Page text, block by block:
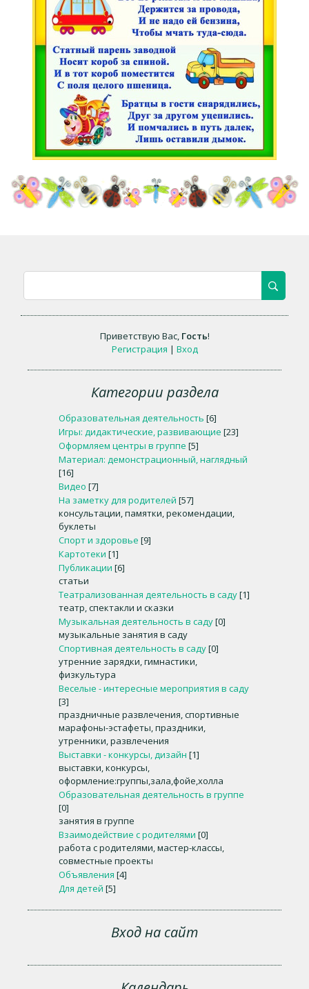
Приветствую Вас, Гость!
Регистрация | Вход
Категории раздела
Образовательная деятельность [6]
Игры: дидактические, развивающие [23]
Оформляем центры в группе [5]
Материал: демонстрационный, наглядный
[16]
Видео [7]
На заметку для родителей [57]
консультации, памятки, рекомендации,
буклеты
Спорт и здоровье [9]
Картотеки [1]
Публикации [6]
статьи
Театрализованная деятельность в саду[1]
театр, спектакли и сказки
Музыкальная деятельность в саду[0]
музыкальные занятия в саду
Спортивная деятельность в саду[0]
утренние зарядки, гимнастики,
физкультура
Веселые - интересные мероприятия в саду
[3]
праздничные развлечения, спортивные
марафоны-эстафеты, праздники,
утренники, развлечения
Выставки - конкурсы, дизайн [1]
выставки, конкурсы,
оформление:группы,зала,фойе,холла
Образовательная деятельность в группе
[0]
занятия в группе
Взаимодействие с родителями [0]
работа с родителями, мастер-классы,
совместные проекты
Объявления [4]
Для детей [5]
Вход на сайт